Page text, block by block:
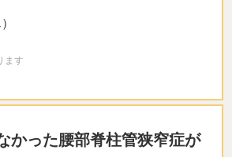
ます
かった腰部脊柱管狭窄症が